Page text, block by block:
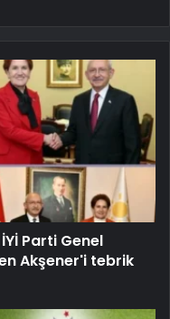
Parti Genel
Akşener'i tebrik